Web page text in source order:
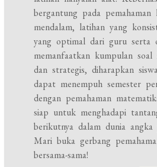
bergantung pada pemahaman
mendalam, latihan yang
yang optimal dari guru serta
memanfaatkan kumpulan
dan strategis, diharapkan
dapat menempuh semester
dengan pemahaman
siap untuk menghadapi
berikutnya dalam dunia angka
Mari buka gerbang
bersama-sama!